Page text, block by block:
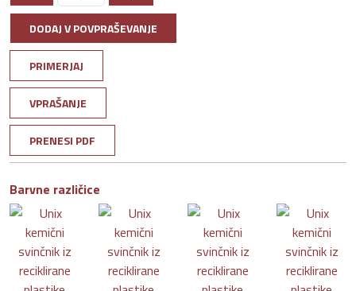
DODAJ V POVPRAŠEVANJE
PRIMERJAJ
VPRAŠANJE
PRENESI PDF
Barvne različice